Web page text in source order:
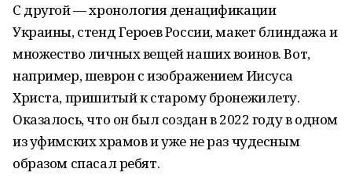
С другой — хронология денацификации
Украины, стенд Героев России, макет блиндажа и
множество личных вещей наших воинов. Вот,
например, шеврон с изображением Иисуса
Христа, пришитый к старому бронежилету.
Оказалось, что он был создан в 2022 году в одном
из уфимских храмов и уже не раз чудесным
образом спасал ребят.